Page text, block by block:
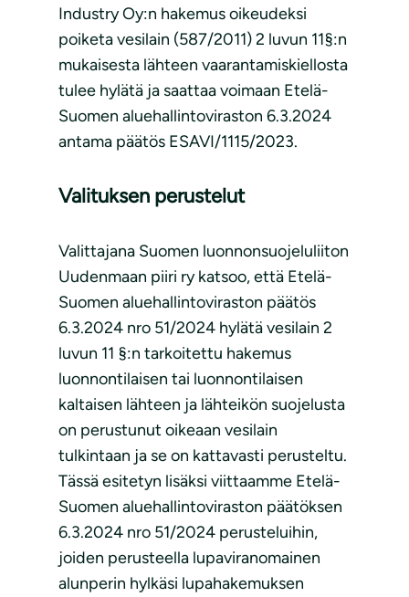
Industry Oy:n hakemus oikeudeksi
poiketa vesilain (587/2011) 2 luvun 11§:n
mukaisesta lähteen vaarantamiskiellosta
tulee hylätä ja saattaa voimaan Etelä-
Suomen aluehallintoviraston 6.3.2024
antama päätös ESAVI/1115/2023.
Valituksen perustelut
Valittajana Suomen luonnonsuojeluliiton
Uudenmaan piiri ry katsoo, että Etelä-
Suomen aluehallintoviraston päätös
6.3.2024 nro 51/2024 hylätä vesilain 2
luvun 11 §:n tarkoitettu hakemus
luonnontilaisen tai luonnontilaisen
kaltaisen lähteen ja lähteikön suojelusta
on perustunut oikeaan vesilain
tulkintaan ja se on kattavasti perusteltu.
Tässä esitetyn lisäksi viittaamme Etelä-
Suomen aluehallintoviraston päätöksen
6.3.2024 nro 51/2024 perusteluihin,
joiden perusteella lupaviranomainen
alunperin hylkäsi lupahakemuksen